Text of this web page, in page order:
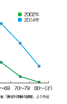
6131-9960